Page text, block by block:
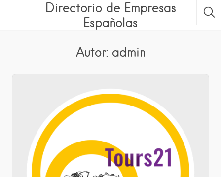
Directorio de Empresas
Españolas
Autor: admin